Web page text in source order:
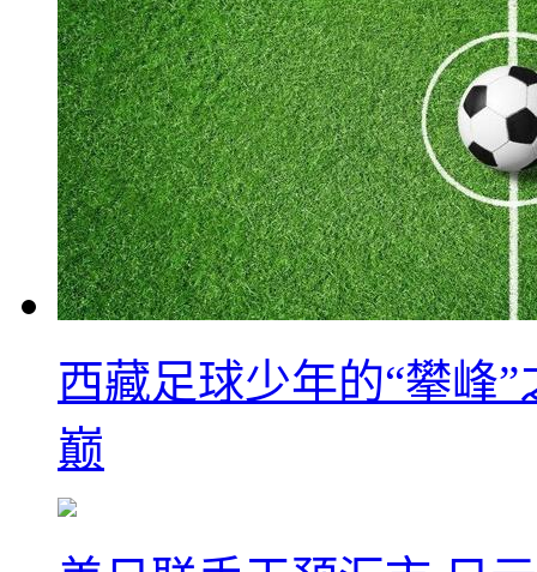
西藏足球少年的“攀峰
巅